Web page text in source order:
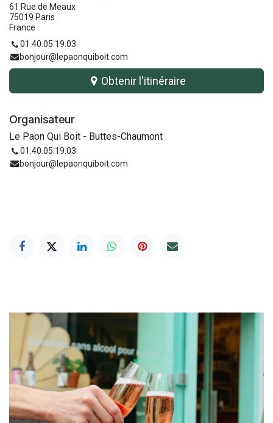
61 Rue de Meaux
75019 Paris
France
01.40.05.19.03
bonjour@lepaonquiboit.com
Obtenir l'itinéraire
Organisateur
Le Paon Qui Boit - Buttes-Chaumont
01.40.05.19.03
bonjour@lepaonquiboit.com